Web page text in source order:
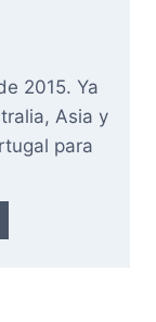
2015. Ya
Asia y
para